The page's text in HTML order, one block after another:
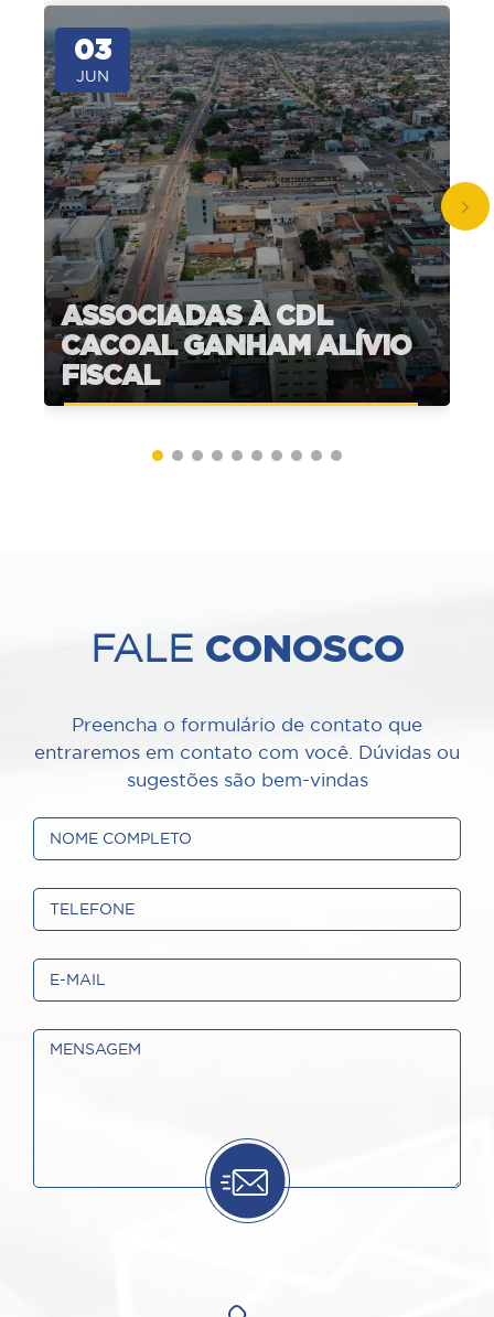
03
JUN
ASSOCIADAS À CDL
CACOAL GANHAM ALÍVIO
FISCAL
FALE CONOSCO
Preencha o formulário de contato que
entraremos em contato com você. Dúvidas ou
sugestões são bem-vindas